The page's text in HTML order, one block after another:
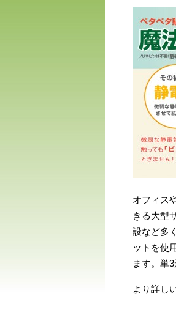
オフィス
きる大型
設など多
ットを使
ます。単
より詳し